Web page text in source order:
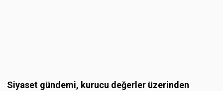
Siyaset gündemi, kurucu değerler üzerinden